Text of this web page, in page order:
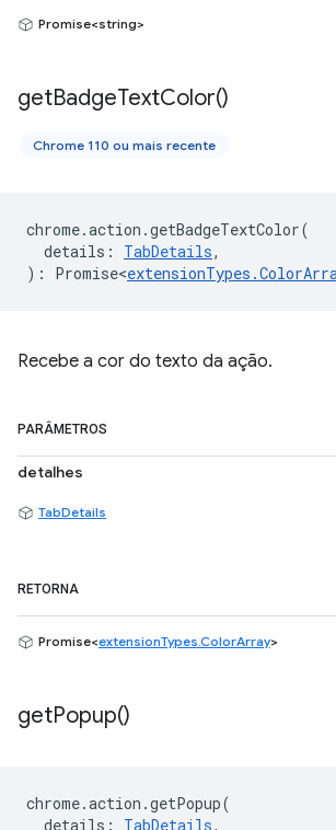
Promise<string>
getBadgeTextColor()
Chrome 110 ou mais recente
chrome.action .getBadgeTextColor(
details : TabDetails,
) : Promise<extensionTypes .
Recebe a cor do texto da ação.
PARÂMETROS
detalhes
TabDetails
RETORNA
Promise<extensionTypes.ColorArray>
getPopup()
chrome.action .getPopup(
details : TabDetails,